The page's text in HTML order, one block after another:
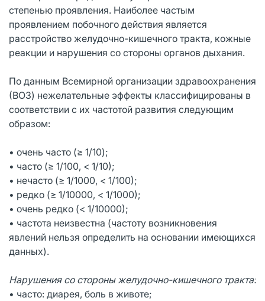
степенью проявления. Наиболее частым
проявлением побочного действия является
расстройство желудочно-кишечного тракта, кожные
реакции и нарушения со стороны органов дыхания.
По данным Всемирной организации здравоохранения
(ВОЗ) нежелательные эффекты классифицированы в
соответствии с их частотой развития следующим
образом:
• очень часто (≥ 1/10);
• часто (≥ 1/100, < 1/10);
• нечасто (≥ 1/1000, < 1/100);
• редко (≥ 1/10000, < 1/1000);
• очень редко (< 1/10000);
• частота неизвестна (частоту возникновения
явлений нельзя определить на основании имеющихся
данных).
Нарушения со стороны желудочно-кишечного тракта:
• часто: диарея, боль в животе;